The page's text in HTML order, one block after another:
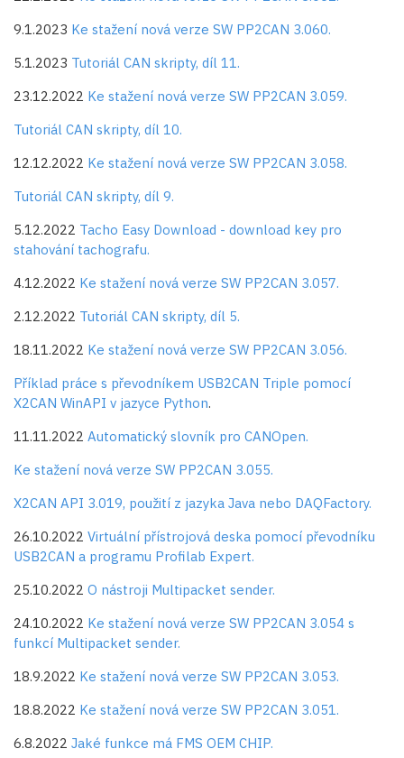
9.1.2023 Ke stažení nová verze SW PP2CAN 3.060.
5.1.2023 Tutoriál CAN skripty, díl 11.
23.12.2022 Ke stažení nová verze SW PP2CAN 3.059.
Tutoriál CAN skripty, díl 10.
12.12.2022 Ke stažení nová verze SW PP2CAN 3.058.
Tutoriál CAN skripty, díl 9.
5.12.2022 Tacho Easy Download - download key pro
stahování tachografu.
4.12.2022 Ke stažení nová verze SW PP2CAN 3.057.
2.12.2022 Tutoriál CAN skripty, díl 5.
18.11.2022 Ke stažení nová verze SW PP2CAN 3.056.
Příklad práce s převodníkem USB2CAN Triple pomocí
X2CAN WinAPI v jazyce Python.
11.11.2022 Automatický slovník pro CANOpen.
Ke stažení nová verze SW PP2CAN 3.055.
X2CAN API 3.019, použití z jazyka Java nebo DAQFactory.
26.10.2022 Virtuální přístrojová deska pomocí převodníku
USB2CAN a programu Profilab Expert.
25.10.2022 O nástroji Multipacket sender.
24.10.2022 Ke stažení nová verze SW PP2CAN 3.054 s
funkcí Multipacket sender.
18.9.2022 Ke stažení nová verze SW PP2CAN 3.053.
18.8.2022 Ke stažení nová verze SW PP2CAN 3.051.
6.8.2022 Jaké funkce má FMS OEM CHIP.